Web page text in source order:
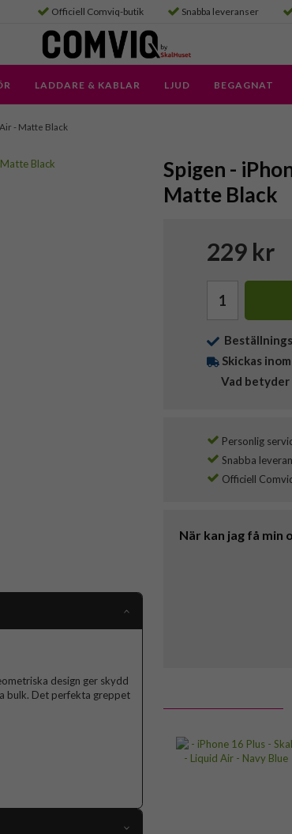
Officiell Comviq-butik Snabba leveranser
LADDARE & KABLAR LJUD BEGAGNAT
- Matte Black
Spigen -
Matte Black
229 kr
Skickas
Vad betyder
Personlig
Snabba
Officiell
När kan jag få min
design ger skydd
bulk. Det perfekta greppet